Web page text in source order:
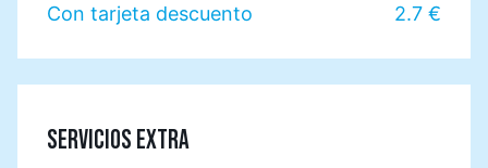
Con tarjeta descuento
2.7 €
SERVICIOS EXTRA